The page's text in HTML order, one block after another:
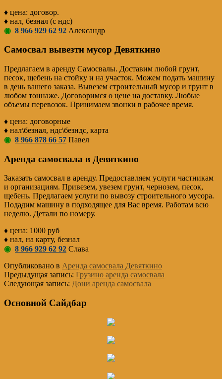
♦ цена: договор.
♦ нал, безнал (с ндс)
◉ 8 966 929 62 92 Александр
Самосвал вывезти мусор Девяткино
Предлагаем в аренду Самосвалы. Доставим любой грунт,
песок, щебень на стойку и на участок. Можем подать машину
в день вашего заказа. Вывезем строительный мусор и грунт в
любом тоннаже. Договоримся о цене на доставку. Любые
объемы перевозок. Принимаем звонки в рабочее время.
♦ цена: договорные
♦ нал\безнал, ндс\безндс, карта
◉ 8 966 878 66 57 Павел
Аренда самосвала в Девяткино
Заказать самосвал в аренду. Предоставляем услуги частникам
и организациям. Привезем, увезем грунт, чернозем, песок,
щебень. Предлагаем услуги по вывозу строительного мусора.
Подадим машину в подходящее для Вас время. Работам всю
неделю. Детали по номеру.
♦ цена: 1000 руб
♦ нал, на карту, безнал
◉ 8 966 929 62 92 Слава
Опубликовано в Аренда самосвала Девяткино
Предыдущая запись: Грузино аренда самосвала
Следующая запись: Дони аренда самосвала
Основной Сайдбар